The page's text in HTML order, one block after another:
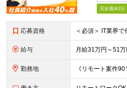
完全週休2日
応募資格
給与
勤務地